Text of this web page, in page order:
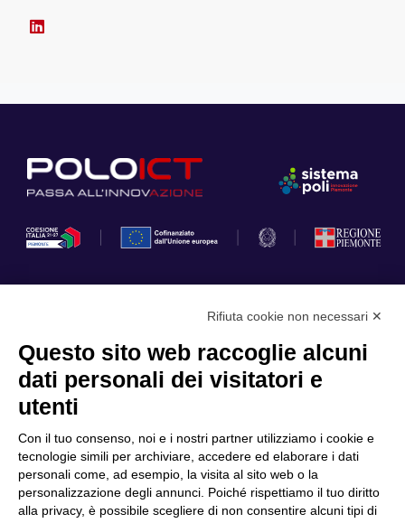
Cookie Policy
Scopri il Polo
Partner
Finanziamenti e bandi
Internazionalizzazione
News & Eventi
Privacy
Rifiuta cookie non necessari ✕
Questo sito web raccoglie alcuni
dati personali dei visitatori e
utenti
Con il tuo consenso, noi e i nostri partner utilizziamo i cookie e
tecnologie simili per archiviare, accedere ed elaborare i dati
personali come, ad esempio, la visita al sito web o la
personalizzazione degli annunci. Poiché rispettiamo il tuo diritto
alla privacy, è possibile scegliere di non consentire alcuni tipi di